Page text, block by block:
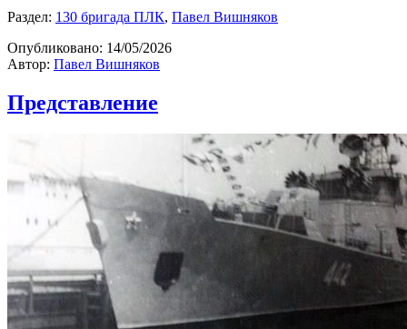
Раздел: 130 бригада ПЛК, Павел Вишняков
Опубликовано: 14/05/2026
Автор: Павел Вишняков
Представление